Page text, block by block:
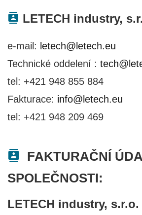
LETECH industry,
e-mail: letech@letech.eu
Technické oddelení :
tel: +421 948 855 884
Fakturace: info@letech.eu
tel: +421 948 209 469
FAKTURAČNÍ
SPOLEČNOSTI:
LETECH industry, s.r.o.